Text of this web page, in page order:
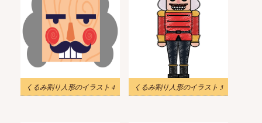
くるみ割り人形のイラスト 4 くるみ割り人形のイラスト 3